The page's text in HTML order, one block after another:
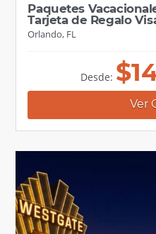
Paquetes
Tarjeta de Regalo
Orlando, FL
Desde: $
Ver